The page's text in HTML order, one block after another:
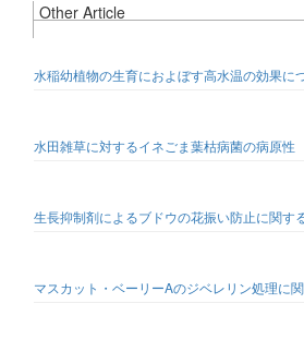
Other Article
水稲幼植物の生育におよぼす高水温の効果に
水田雑草に対するイネごま葉枯病菌の病原性
生長抑制剤によるブドウの花振い防止に関
マスカット・ベーリーAのジベレリン処理に